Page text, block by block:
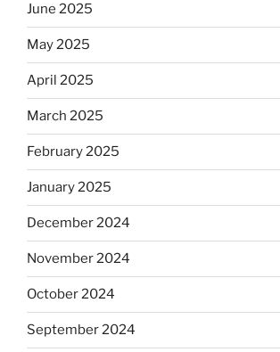
June 2025
May 2025
April 2025
March 2025
February 2025
January 2025
December 2024
November 2024
October 2024
September 2024